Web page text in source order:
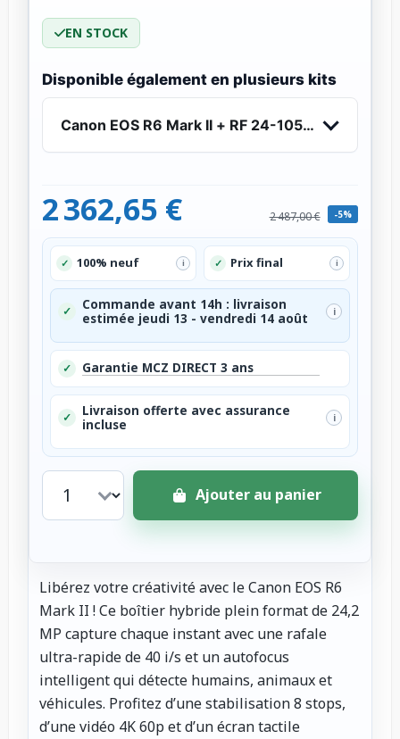
EN STOCK
Disponible également en plusieurs kits
Canon EOS R6 Mark II + RF 24-105mm f/4 L IS
2 362,65 € 2 487,00 € -5%
✓ 100% neuf i ✓ Prix final i
✓
Commande avant 14h : livraison
estimée jeudi 13 - vendredi 14 août
i
✓ Garantie MCZ DIRECT 3 ans
✓
Livraison offerte avec assurance
incluse
i
Ajouter au panier
Libérez votre créativité avec le Canon EOS R6
Mark II ! Ce boîtier hybride plein format de 24,2
MP capture chaque instant avec une rafale
ultra-rapide de 40 i/s et un autofocus
intelligent qui détecte humains, animaux et
véhicules. Profitez d’une stabilisation 8 stops,
d’une vidéo 4K 60p et d’un écran tactile